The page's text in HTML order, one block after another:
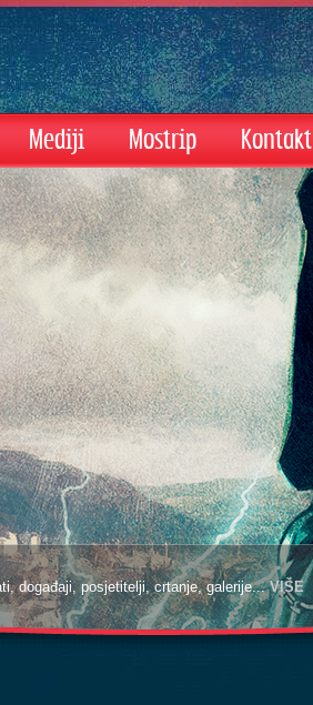
Mediji Mostrip Kontakt
događaji, posjetitelji, crtanje, galerije...VIŠE
događaji, posjetitelji, crtanje, galerije...VIŠE